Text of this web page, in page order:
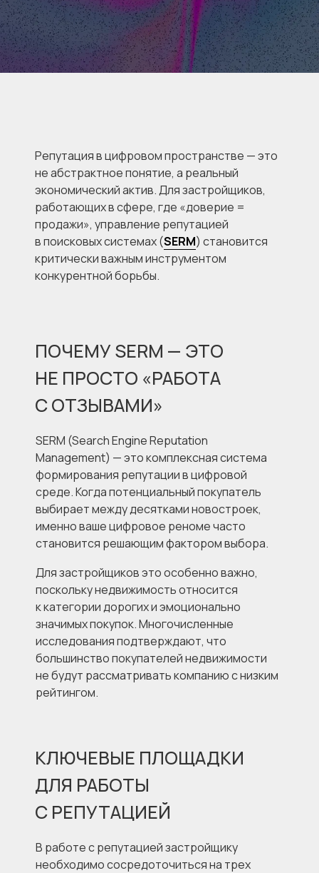
Репутация в цифровом пространстве — это
не абстрактное понятие, а реальный
экономический актив. Для застройщиков,
работающих в сфере, где «доверие =
продажи», управление репутацией
в поисковых системах (SERM) становится
критически важным инструментом
конкурентной борьбы.
ПОЧЕМУ SERM — ЭТО
НЕ ПРОСТО «РАБОТА
С ОТЗЫВАМИ»
SERM (Search Engine Reputation
Management) — это комплексная система
формирования репутации в цифровой
среде. Когда потенциальный покупатель
выбирает между десятками новостроек,
именно ваше цифровое реноме часто
становится решающим фактором выбора.
Для застройщиков это особенно важно,
поскольку недвижимость относится
к категории дорогих и эмоционально
значимых покупок. Многочисленные
исследования подтверждают, что
большинство покупателей недвижимости
не будут рассматривать компанию с низким
рейтингом.
КЛЮЧЕВЫЕ ПЛОЩАДКИ
ДЛЯ РАБОТЫ
С РЕПУТАЦИЕЙ
В работе с репутацией застройщику
необходимо сосредоточиться на трех